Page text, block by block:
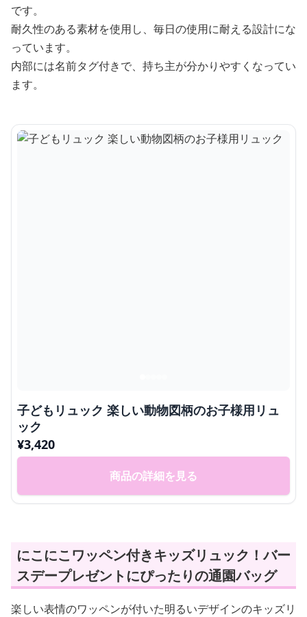
です。
耐久性のある素材を使用し、毎日の使用に耐える設計にな
っています。
内部には名前タグ付きで、持ち主が分かりやすくなってい
ます。
子どもリュック 楽しい動物図柄のお子様用リュ
ック
¥3,420
商品の詳細を見る
にこにこワッペン付きキッズリュック！バー
スデープレゼントにぴったりの通園バッグ
楽しい表情のワッペンが付いた明るいデザインのキッズリ